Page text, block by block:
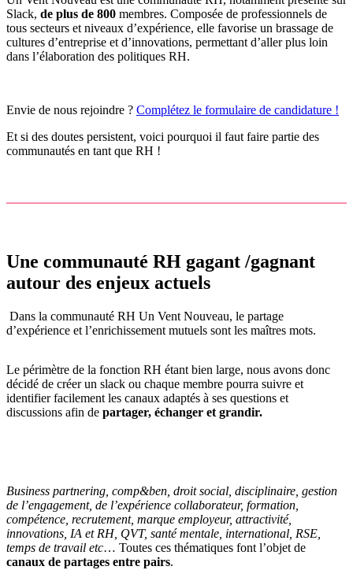
Slack, de plus de 800 membres. Composée de professionnels de
tous secteurs et niveaux d’expérience, elle favorise un brassage de
cultures d’entreprise et d’innovations, permettant d’aller plus loin
dans l’élaboration des politiques RH.
Envie de nous rejoindre ? Complétez le formulaire de candidature !
Et si des doutes persistent, voici pourquoi il faut faire partie des
communautés en tant que RH !
Une communauté RH gagant /gagnant
autour des enjeux actuels
Dans la communauté RH Un Vent Nouveau, le partage
d’expérience et l’enrichissement mutuels sont les maîtres mots.
Le périmètre de la fonction RH étant bien large, nous avons donc
décidé de créer un slack ou chaque membre pourra suivre et
identifier facilement les canaux adaptés à ses questions et
discussions afin de partager, échanger et grandir.
Business partnering, comp&ben, droit social, disciplinaire, gestion
de l’engagement, de l’expérience collaborateur, formation,
compétence, recrutement, marque employeur, attractivité,
innovations, IA et RH, QVT, santé mentale, international, RSE,
temps de travail etc… Toutes ces thématiques font l’objet de
canaux de partages entre pairs.